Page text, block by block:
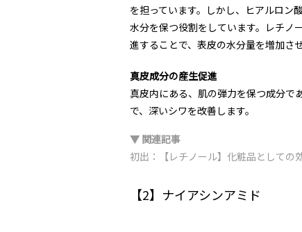
を担っています。しかし、ヒアルロン
水分を保つ役割をしています。レチノ
進することで、表皮の水分量を増加さ
真皮成分の産生促進
真皮内にある、肌の弾力を保つ成分で
で、深いシワを改善します。
▼ 関連記事
初出：【レチノール】化粧品としての
【2】ナイアシンアミド